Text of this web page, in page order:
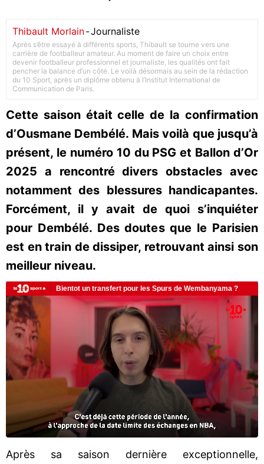
Thibault Morlain-Journaliste
Après s’être essayé à différents sports, Thibault se tourne vers une
carrière de footballeur amateur. Au moment de faire un choix entre
devenir footballeur professionnel et journaliste, les qualités ont fait
pencher la balance d’un côté. Le voilà désormais au sein de la rédaction
du 10 Sport, après un diplôme obtenu à l’Institut International de
Communication de Paris.
Cette saison était celle de la confirmation
d’Ousmane Dembélé. Mais voilà que jusqu’à
présent, le numéro 10 du PSG et Ballon d’Or
2025 a rencontré divers obstacles avec
notamment des blessures handicapantes.
Forcément, il y avait de quoi s’inquiéter
pour Dembélé. Des doutes que le Parisien
est en train de dissiper, retrouvant ainsi son
meilleur niveau.
Après sa saison dernière exceptionnelle,